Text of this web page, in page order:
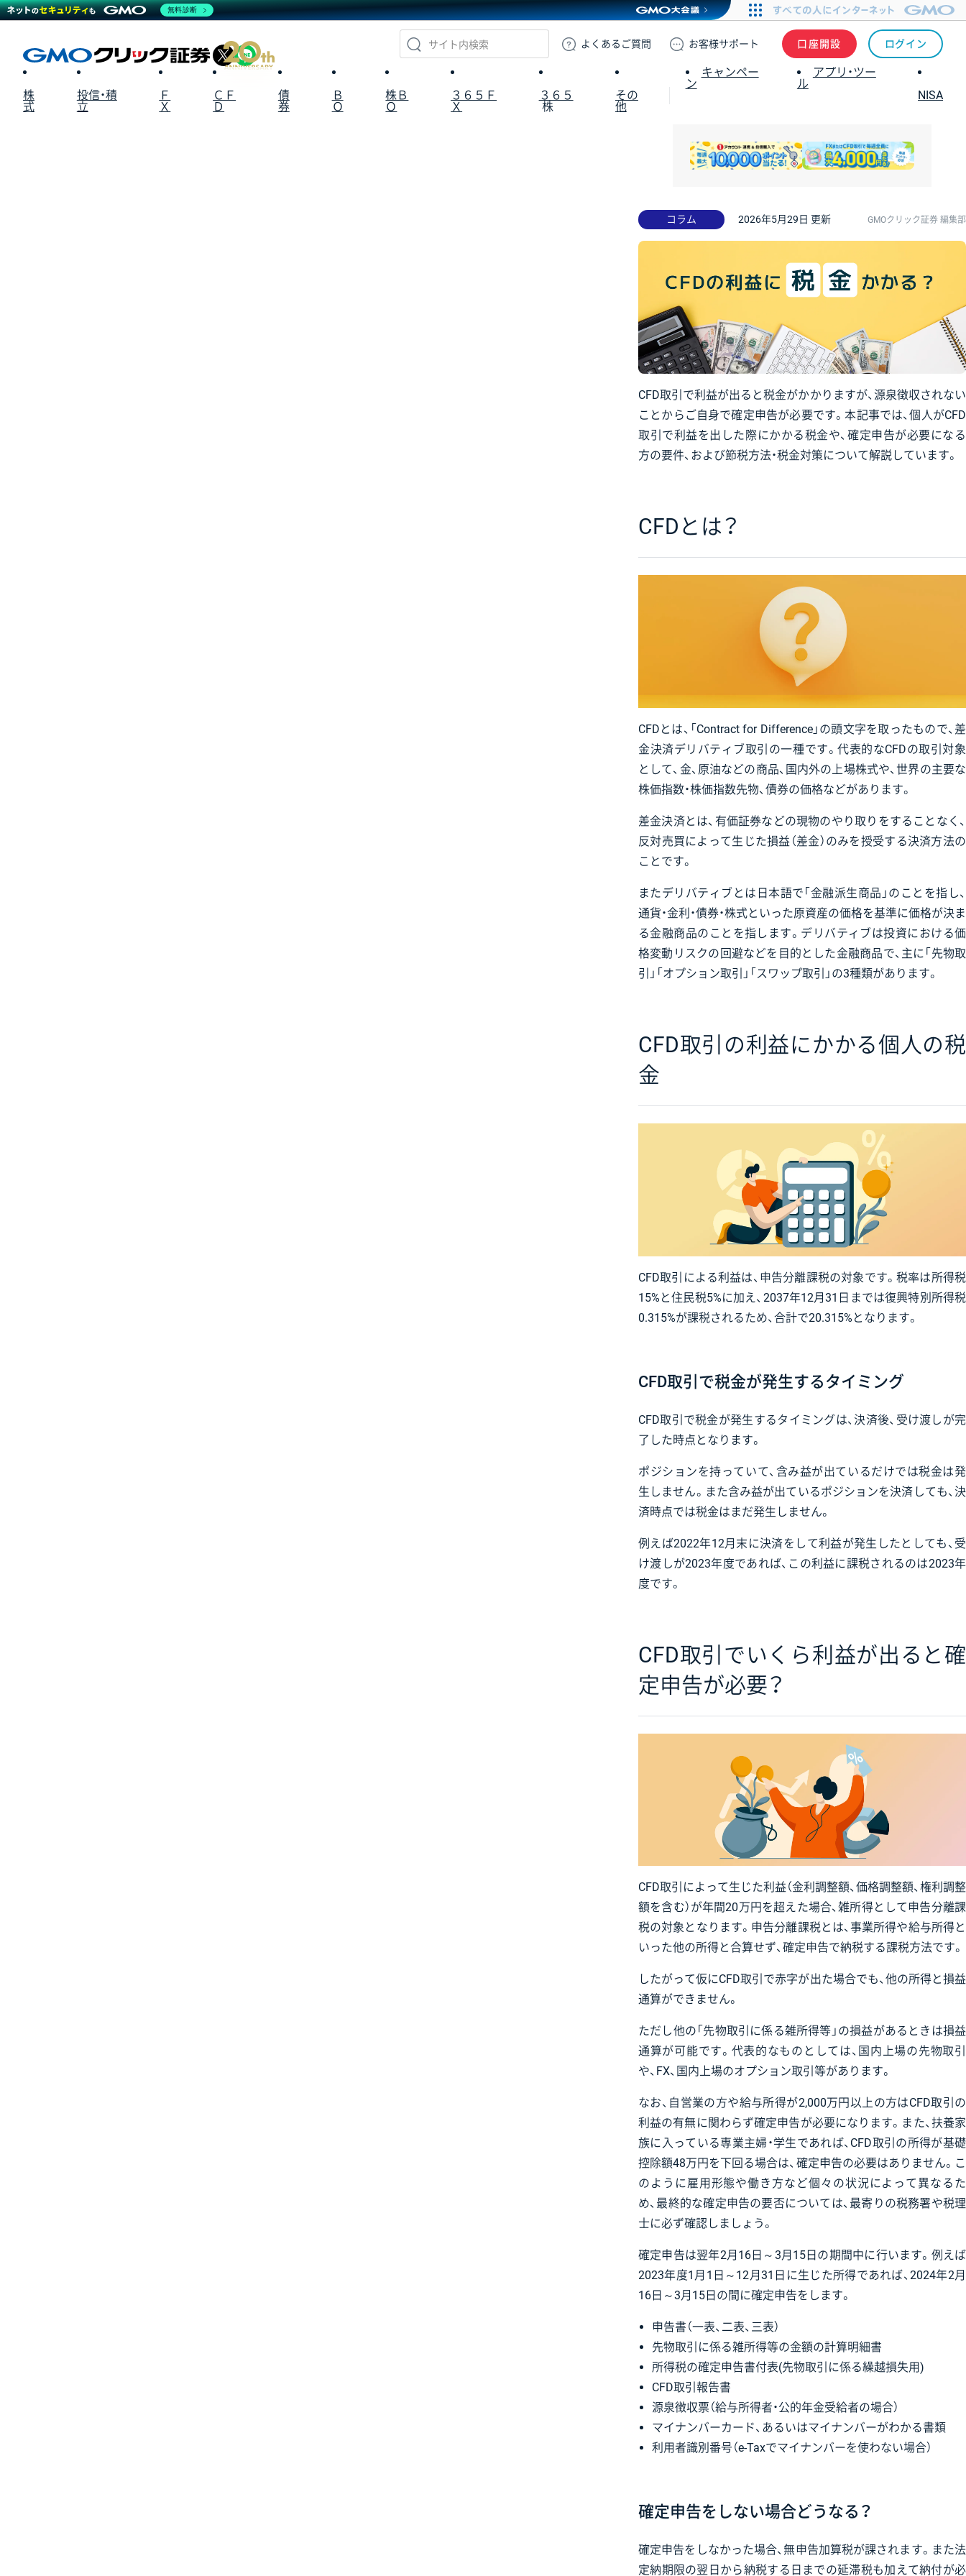
GMOクリック証券
よくある ご質問 お客様サポート 口座開設 ログイン
X
株
式
投信・積
立
Ｆ
Ｘ
ＣＦ
Ｄ
債
券
Ｂ
Ｏ
株Ｂ
Ｏ
３６５Ｆ
Ｘ
３６５
株
その
他
キャンペー
ン
アプリ・ツー
ル
NISA
コラム 2026年5月29日 更新 GMOクリック証券 編集部
CFD取引で利益が出ると税金がかかりますが、源泉徴収されない
ことからご自身で確定申告が必要です。本記事では、個人がCFD
取引で利益を出した際にかかる税金や、確定申告が必要になる
方の要件、および節税方法・税金対策について解説しています。
CFDとは？
CFDとは、「Contract for Difference」の頭文字を取ったもので、差
金決済デリバティブ取引の一種です。代表的なCFDの取引対象
として、金、原油などの商品、国内外の上場株式や、世界の主要な
株価指数・株価指数先物、債券の価格などがあります。
差金決済とは、有価証券などの現物のやり取りをすることなく、
反対売買によって生じた損益（差金）のみを授受する決済方法の
ことです。
またデリバティブとは日本語で「金融派生商品」のことを指し、
通貨・金利・債券・株式といった原資産の価格を基準に価格が決ま
る金融商品のことを指します。デリバティブは投資における価
格変動リスクの回避などを目的とした金融商品で、主に「先物取
引」「オプション取引」「スワップ取引」の3種類があります。
CFD取引の利益にかかる個人の税
金
CFD取引による利益は、申告分離課税の対象です。税率は所得税
15%と住民税5%に加え、2037年12月31日までは復興特別所得税
0.315%が課税されるため、合計で20.315%となります。
CFD取引で税金が発生するタイミング
CFD取引で税金が発生するタイミングは、決済後、受け渡しが完
了した時点となります。
ポジションを持っていて、含み益が出ているだけでは税金は発
生しません。また含み益が出ているポジションを決済しても、決
済時点では税金はまだ発生しません。
例えば2022年12月末に決済をして利益が発生したとしても、受
け渡しが2023年度であれば、この利益に課税されるのは2023年
度です。
CFD取引でいくら利益が出ると確
定申告が必要？
CFD取引によって生じた利益（金利調整額、価格調整額、権利調整
額を含む）が年間20万円を超えた場合、雑所得として申告分離課
税の対象となります。申告分離課税とは、事業所得や給与所得と
いった他の所得と合算せず、確定申告で納税する課税方法です。
したがって仮にCFD取引で赤字が出た場合でも、他の所得と損益
通算ができません。
ただし他の「先物取引に係る雑所得等」の損益があるときは損益
通算が可能です。代表的なものとしては、国内上場の先物取引
や、FX、国内上場のオプション取引等があります。
なお、自営業の方や給与所得が2,000万円以上の方はCFD取引の
利益の有無に関わらず確定申告が必要になります。また、扶養家
族に入っている専業主婦・学生であれば、CFD取引の所得が基礎
控除額48万円を下回る場合は、確定申告の必要はありません。こ
のように雇用形態や働き方など個々の状況によって異なるた
め、最終的な確定申告の要否については、最寄りの税務署や税理
士に必ず確認しましょう。
確定申告は翌年2月16日～3月15日の期間中に行います。例えば
2023年度1月1日～12月31日に生じた所得であれば、2024年2月
16日～3月15日の間に確定申告をします。
申告書（一表、二表、三表）
先物取引に係る雑所得等の金額の計算明細書
所得税の確定申告書付表(先物取引に係る繰越損失用)
CFD取引報告書
源泉徴収票（給与所得者・公的年金受給者の場合）
マイナンバーカード、あるいはマイナンバーがわかる書類
利用者識別番号（e-Taxでマイナンバーを使わない場合）
確定申告をしない場合どうなる？
確定申告をしなかった場合、無申告加算税が課されます。また法
定納期限の翌日から納税する日までの延滞税も加えて納付が必
無料診断